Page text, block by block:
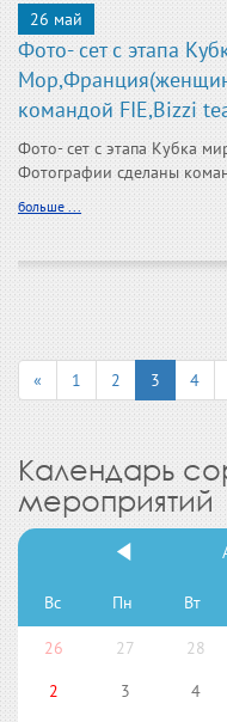
26 май
Фото- сет с этапа
командой FIE,Bizzi
Фото- сет с этапа Кубка
Фотографии сделаны
больше ...
« 1 2 3 4
Календарь
мероприятий
Вс Пн Вт
26 27 28
2
3 4